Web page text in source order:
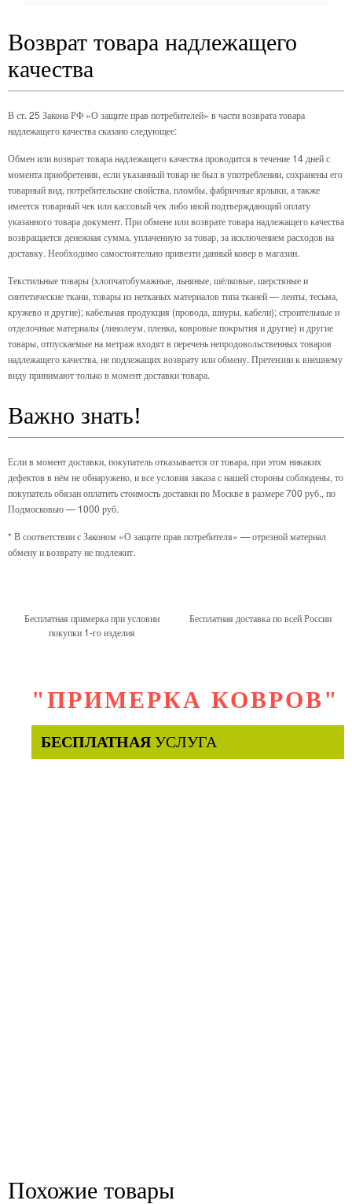
Возврат товара надлежащего
качества
В ст. 25 Закона РФ «О защите прав потребителей» в части возврата товара
надлежащего качества сказано следующее:
Обмен или возврат товара надлежащего качества проводится в течение 14 дней с
момента приобретения, если указанный товар не был в употреблении, сохранены его
товарный вид, потребительские свойства, пломбы, фабричные ярлыки, а также
имеется товарный чек или кассовый чек либо иной подтверждающий оплату
указанного товара документ. При обмене или возврате товара надлежащего качества
возвращается денежная сумма, уплаченную за товар, за исключением расходов на
доставку. Необходимо самостоятельно привезти данный ковер в магазин.
Текстильные товары (хлопчатобумажные, льняные, шёлковые, шерстяные и
синтетические ткани, товары из нетканых материалов типа тканей — ленты, тесьма,
кружево и другие); кабельная продукция (провода, шнуры, кабели); строительные и
отделочные материалы (линолеум, пленка, ковровые покрытия и другие) и другие
товары, отпускаемые на метраж входят в перечень непродовольственных товаров
надлежащего качества, не подлежащих возврату или обмену. Претензии к внешнему
виду принимают только в момент доставки товара.
Важно знать!
Если в момент доставки, покупатель отказывается от товара, при этом никаких
дефектов в нём не обнаружено, и все условия заказа с нашей стороны соблюдены, то
покупатель обязан оплатить стоимость доставки по Москве в размере 700 руб., по
Подмосковью — 1000 руб.
* В соответствии с Законом «О защите прав потребителя» — отрезной материал
обмену и возврату не подлежит.
Бесплатная примерка при условии
покупки 1-го изделия
Бесплатная доставка по всей России
"ПРИМЕРКА КОВРОВ"
БЕСПЛАТНАЯ УСЛУГА
Похожие товары